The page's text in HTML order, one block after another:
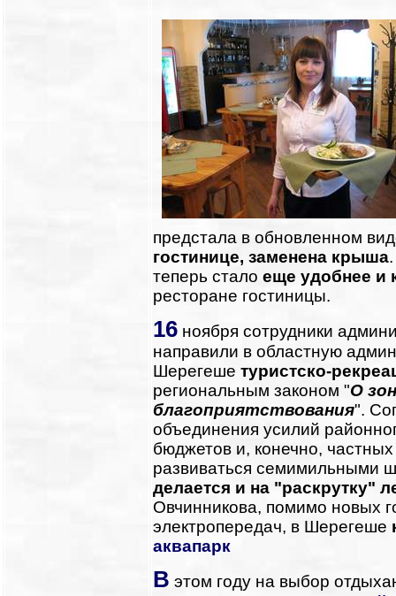
предстала в обновленном
гостинице, заменена крыша
теперь стало еще удобнее и
ресторане гостиницы.
16 ноября сотрудники
направили в областную
Шерегеше туристско-
региональным законом "О
благоприятствования".
объединения усилий
бюджетов и, конечно,
развиваться семимильными
делается и на "раскрутку"
Овчинникова, помимо новых
электропередач, в Шерегеше
аквапарк
В этом году на выбор